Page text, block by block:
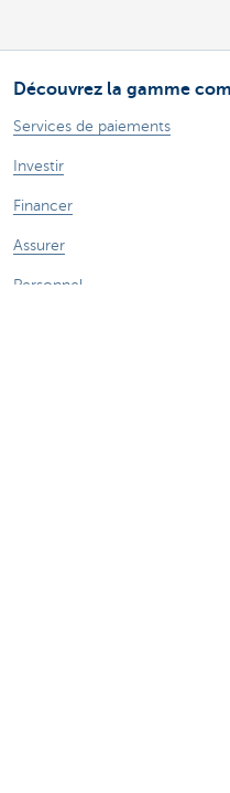
Découvrez la gamme
Services de paiements
Investir
Financer
Assurer
Personnel